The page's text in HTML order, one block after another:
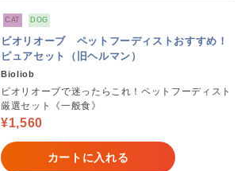
CAT DOG
ビオリオーブ ペットフーディストおすすめ！
ピュアセット（旧ヘルマン）
Bioliob
ビオリオーブで迷ったらこれ！ペットフーディスト
厳選セット《一般食》
¥1,560
カートに入れる